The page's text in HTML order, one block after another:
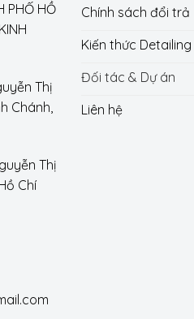
PHỐ HỒ
Thị
Chánh,
Thị
Chí
Chính sách đổi trả
Kiến thức Detailing
Đối tác & Dự án
Liên hệ